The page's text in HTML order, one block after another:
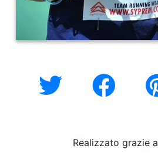
Realizzato grazie a